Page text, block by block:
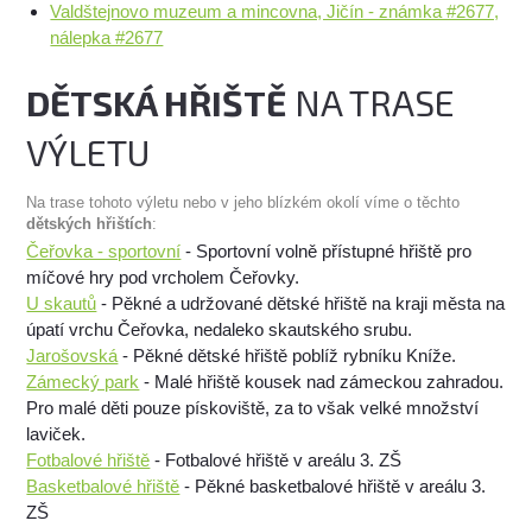
Valdštejnovo muzeum a mincovna, Jičín - známka #2677,
nálepka #2677
DĚTSKÁ HŘIŠTĚ NA TRASE
VÝLETU
Na trase tohoto výletu nebo v jeho blízkém okolí víme o těchto
dětských hřištích:
Čeřovka - sportovní - Sportovní volně přístupné hřiště pro
míčové hry pod vrcholem Čeřovky.
U skautů - Pěkné a udržované dětské hřiště na kraji města na
úpatí vrchu Čeřovka, nedaleko skautského srubu.
Jarošovská - Pěkné dětské hřiště poblíž rybníku Kníže.
Zámecký park - Malé hřiště kousek nad zámeckou zahradou.
Pro malé děti pouze pískoviště, za to však velké množství
laviček.
Fotbalové hřiště - Fotbalové hřiště v areálu 3. ZŠ
Basketbalové hřiště - Pěkné basketbalové hřiště v areálu 3.
ZŠ